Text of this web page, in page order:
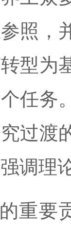
照，
型为
任务
过渡
调理
重要